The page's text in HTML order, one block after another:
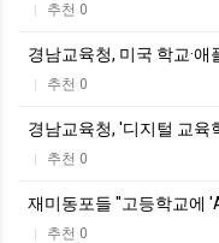
| 추천 0
경남교육청, 미국 학교·애
| 추천 0
경남교육청, '디지털 교육
| 추천 0
재미동포들 "고등학교에
| 추천 0